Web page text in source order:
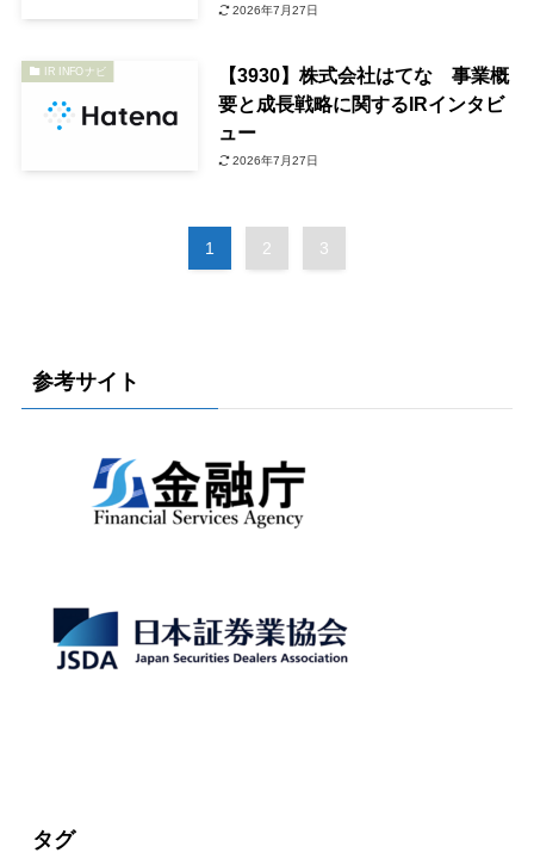
2026年7月27日
IR INFOナビ
【3930】株式会社はてな 事業概
要と成長戦略に関するIRインタビ
ュー
2026年7月27日
1 2 3
参考サイト
タグ